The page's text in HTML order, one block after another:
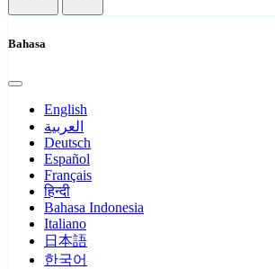
Bahasa
English
العربية
Deutsch
Español
Français
हिन्दी
Bahasa Indonesia
Italiano
日本語
한국어